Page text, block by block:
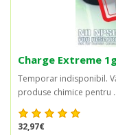
Charge Extreme
Temporar indisponibil.
produse chimice pentru ..
32,97€